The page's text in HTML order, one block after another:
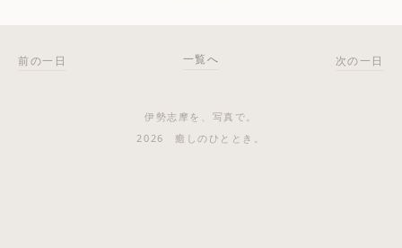
前の一日 一覧へ 次の一日
伊勢志摩を、写真で。
2026 癒しのひととき。